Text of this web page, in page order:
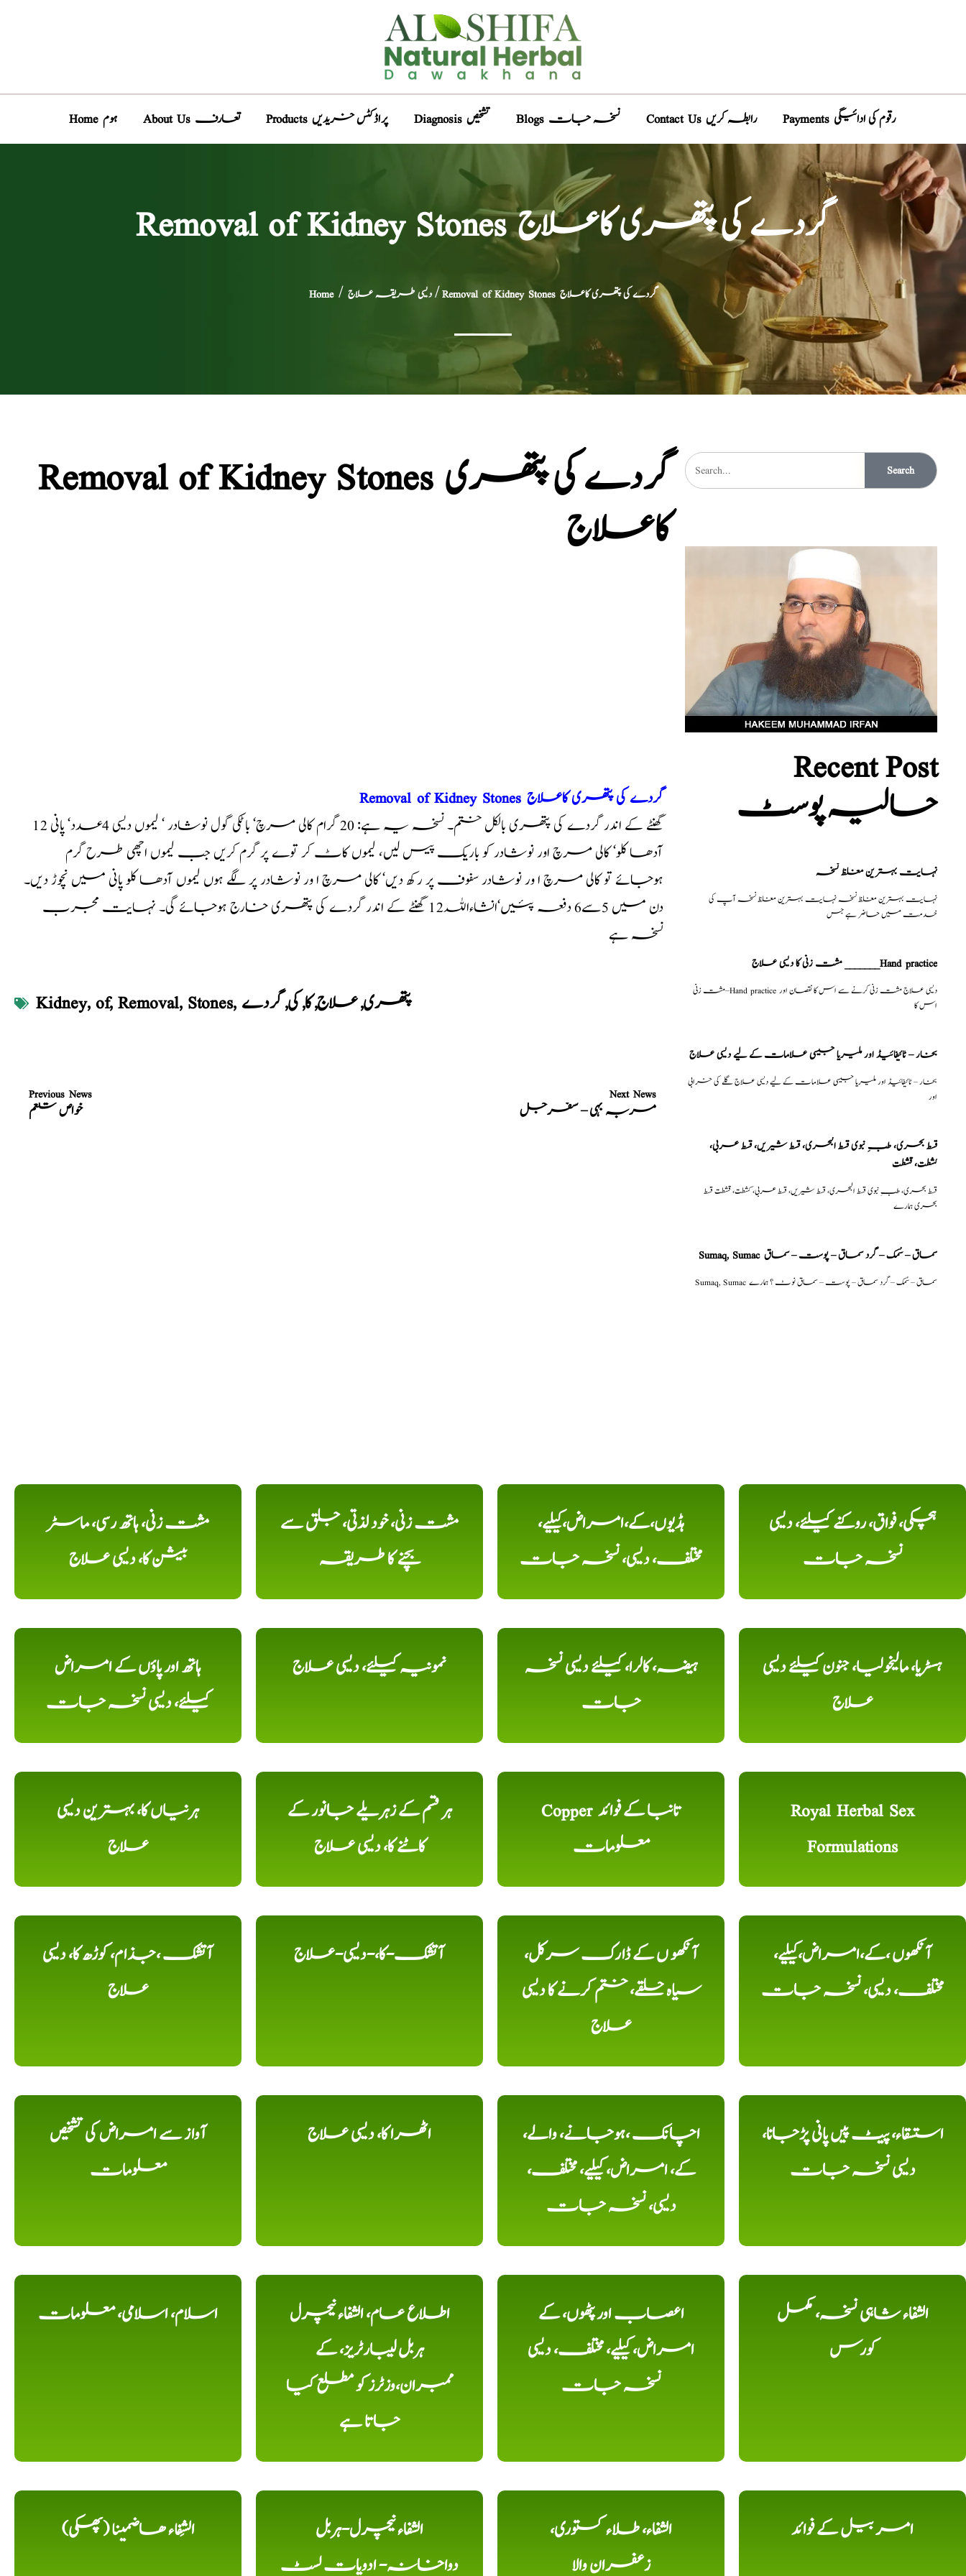
Home ہوم About Us تعارف Products پراڈکٹس خریدیں Diagnosis تشخیص Blogs نسخہ جات Contact Us رابطہ کریں Payments رقوم کی ادائیگی
Removal of Kidney Stones گردے کی پتھری کاعلاج
Home/ دیسی طریقہ علاج / Removal of Kidney Stones گردے کی پتھری کاعلاج
Removal of Kidney Stones گردے کی پتھری
کاعلاج
Removal of Kidney Stones گردے کی پتھری کاعلاج
12 گھنٹے کے اندر گردے کی پتھری بالکل ختم۔ نسخہ یہ ہے: 20 گرام کالی مرچ‘ باٹکی گول نوشادر ‘ لیموں دیسی 4عدد‘ پانی
آدھا کلو‘ کالی مرچ اور نوشادر کو باریک پیس لیں، لیموں کاٹ کر توے پر گرم کریں جب لیموں اچھی طرح گرم
ہوجائے تو کالی مرچ ا ور نوشادر سفوف پر رکھ دیں‘ کالی مرچ ا ور نوشادر پر لگے ہوں لیموں آدھا کلو پانی میں نچوڑ دیں۔
دن میں 5سے6 دفعہ پئیں‘انشاءاللہ12 گھنٹے کے اندر گردے کی پتھری خارج ہوجائے گی۔ نہایت مجرب
نسخہ ہے
Kidney,of,Removal, Stones, پتھری,علاج,کا,کی,گردے
Previous News
خواص شلغم
Next News
مربہ بہی – سفرجل
Search
Recent Post
حالیہ پوسٹ
نہایت بہترین مغلظ نسخہ
نہایت بہترین مغلظ نسخہ نہایت بہترین مغلظ نسخہ آپ کی
خدمت میں حاضر ہے جس
مشت زنی کا دیسی علاج _______Hand practice
مشت زنی–Hand practice دیسی علاج مشت زنی کرنے سے اس کا نقصان اور
اس کا
بخار – ٹائیفائیڈ اور ملیریا جیسی علامات کے لیے دیسی علاج
بخار – ٹائیفائیڈ اور ملیریا جیسی علامات کے لیے دیسی علاج گلے کی خرابی
اور
قسط بحری، طبِ نبوی قسط البحری، قسط شیریں، قسط عربی،
كشطت، قشطت
بحری ہمارے
Sumaq, Sumac سماق – سُمک – گرد سماق – پوست – سماق
Sumaq, Sumac سماق – سُمک – گرد سماق – پوست – سماق نوٹ ؟ ہمارے
مشت زنی، ہاتھ رسی، ماسٹر
بیشن کا، دیسی علاج
مشت زنی، خود لذتی، جلق سے
بچنے کا طریقہ
ہڈیوں،کے،امراض،کیلیے،
مختلف، دیسی، نسخہ جات
ہچکی، فواق، روکنے کیلئے، دیسی
نسخہ جات
ہاتھ اور پاؤں کے امراض
کیلئے، دیسی نسخہ جات
نمونیہ کیلئے، دیسی علاج
ہیضہ، کالرا، کیلئے دیسی نسخہ
جات
ہسٹریا، مالیخولیا، جنون کیلئے دیسی
علاج
ہرنیاں کا، بہترین دیسی
علاج
ہر قسم کے زہریلے جانور کے
کاٹنے کا، دیسی علاج
Copper تانبا کے فوائد
معلومات
Royal Herbal Sex
Formulations
آتشک ،جذام، کوڑھ کا، دیسی
علاج
آتشک-کا،-دیسی-علاج
آنکھو ں کے ڈارک سرکل،
سیاہ حلقے، ختم کرنے کا دیسی
علاج
آنکھوں ،کے،امراض،کیلیے،
مختلف، دیسی، نسخہ جات
آواز سے امراض کی تشخیص
معلومات
اٹھرا کا، دیسی علاج
اچانک ،ہوجانے، والے،
کے، امراض، کیلیے، مختلف،
دیسی، نسخہ جات
استسقاء، پیٹ پیں پانی پڑجانا،
دیسی نسخہ جات
اسلام، اسلامی، معلومات
اطلاع عام، الشفاء نیچرل
ہربل لیبارٹریز، کے
ممبران،وزٹرز کو مطلع کیا
جاتا ہے
اعصاب اور پٹھوں، کے
امراض، کیلیے، مختلف، دیسی
نسخہ جات
الشفاء شاہی نسخہ، مکمل
کورس
الشِفاء ھاضمینا (پھکی)
الشفاء نیچرل-ہربل
دواخانہ- ادویات لسٹ
الشفاء، طلاء کستوری،
زعفران والا
امر بیل کے فوائد